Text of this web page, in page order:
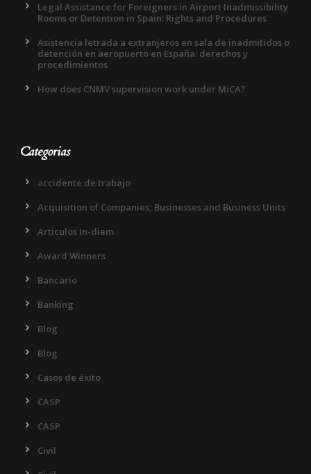
Legal Assistance for Foreigners in Airport Inadmissibility
Rooms or Detention in Spain: Rights and Procedures
Asistencia letrada a extranjeros en sala de inadmitidos o
detención en aeropuerto en España: derechos y
procedimientos
How does CNMV supervision work under MiCA?
Categorias
accidente de trabajo
Acquisition of Companies, Businesses and Business Units
Articulos In-diem
Award Winners
Bancario
Banking
Blog
Blog
Casos de éxito
CASP
CASP
Civil